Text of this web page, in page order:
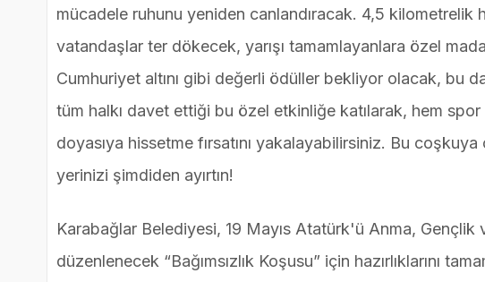
mücadele ruhunu yeniden canlandıracak. 4,5
vatandaşlar ter dökecek, yarışı tamamlayanlara özel
Cumhuriyet altını gibi değerli ödüller bekliyor olacak, bu
tüm halkı davet ettiği bu özel etkinliğe katılarak, hem
doyasıya hissetme fırsatını yakalayabilirsiniz. Bu
yerinizi şimdiden ayırtın!
Karabağlar Belediyesi, 19 Mayıs Atatürk'ü Anma, Gençlik
düzenlenecek “Bağımsızlık Koşusu” için hazırlıklarını